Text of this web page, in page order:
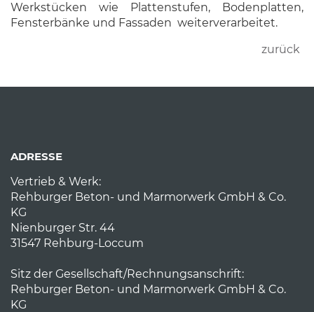
Werkstücken wie Plattenstufen, Bodenplatten,
Fensterbänke und Fassaden weiterverarbeitet.
zurück
ADRESSE
Vertrieb & Werk:
Rehburger Beton- und Marmorwerk GmbH & Co.
KG
Nienburger Str. 44
31547 Rehburg-Loccum
Sitz der Gesellschaft/Rechnungsanschrift:
Rehburger Beton- und Marmorwerk GmbH & Co.
KG